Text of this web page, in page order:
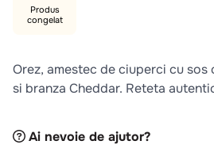
aripi
Produs
congelat
Orez, amestec de ciuperci cu sos
si branza Cheddar. Reteta
Ai nevoie de ajutor?